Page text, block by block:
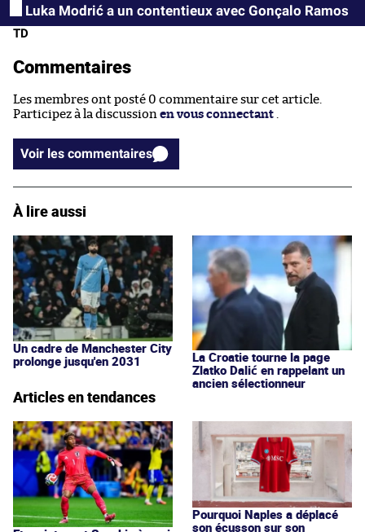
Luka Modrić a un contentieux avec Gonçalo Ramos
TD
Commentaires
Les membres ont posté 0 commentaire sur cet article.
Participez à la discussion en vous connectant
Voir les commentaires
À lire aussi
Un cadre de Manchester City
prolonge jusqu'en 2031
La Croatie tourne la page
Zlatko Dalić en rappelant un
ancien sélectionneur
Articles en tendances
Pourquoi Naples a déplacé
son écusson sur son